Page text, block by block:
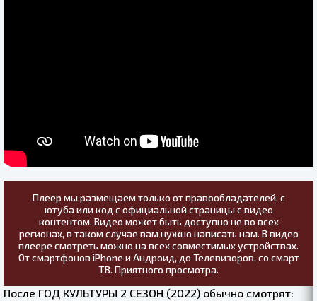
Плеер мы размещаем только от правообладателей, с
ютуба или код с официальной страницы с видео
контентом. Видео может быть доступно не во всех
регионах, в таком случае вам нужно написать нам. В видео
плеере смотреть можно на всех совместимых устройствах.
От смартфонов iPhone и Андроид, до Телевизоров, со смарт
ТВ. Приятного просмотра.
После ГОД КУЛЬТУРЫ 2 СЕЗОН (2022) обычно смотрят: